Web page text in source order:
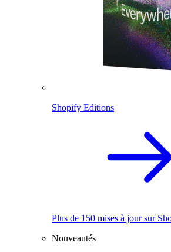
Shopify Editions
Plus de 150 mises à jour sur
Nouveautés